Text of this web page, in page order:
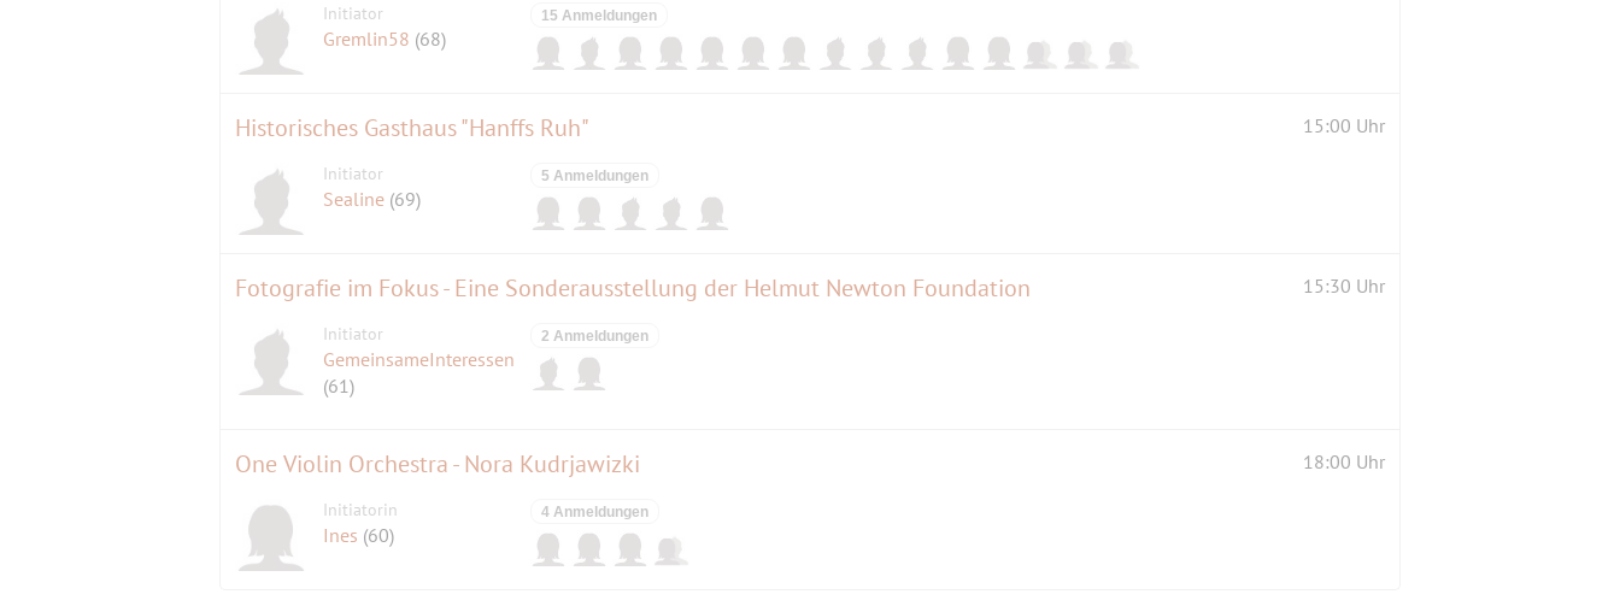
Initiator
Gremlin58 (68)
15 Anmeldungen
Historisches Gasthaus "Hanffs Ruh" 15:00 Uhr
Initiator
Sealine (69)
5 Anmeldungen
Fotografie im Fokus - Eine Sonderausstellung der Helmut Newton Foundation 15:30 Uhr
Initiator
GemeinsameInteressen
(61)
2 Anmeldungen
One Violin Orchestra - Nora Kudrjawizki 18:00 Uhr
Initiatorin
Ines (60)
4 Anmeldungen